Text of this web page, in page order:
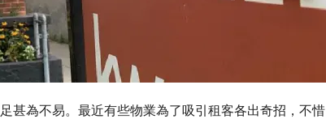
甚為不易。最近有些物業為了吸引租客各出奇招，不惜